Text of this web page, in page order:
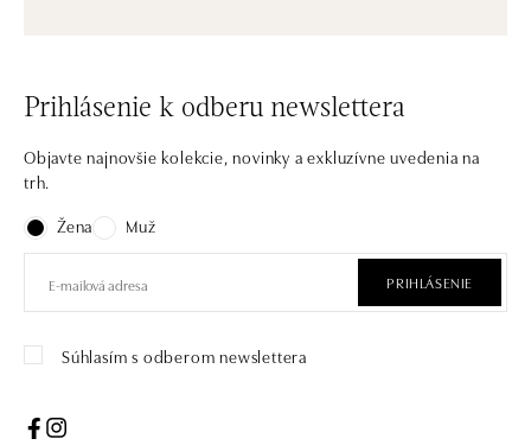
Prihlásenie k odberu newslettera
Objavte najnovšie kolekcie, novinky a exkluzívne uvedenia na
trh.
Žena
Muž
PRIHLÁSENIE
Súhlasím s odberom newslettera